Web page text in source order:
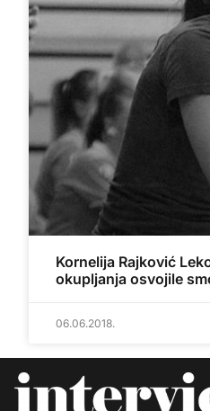
Kornelija Rajković
okupljanja osvojile
06.06.2018.